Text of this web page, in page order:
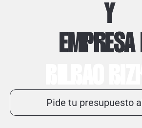
Y
EMPRESA
Pide tu presupuesto